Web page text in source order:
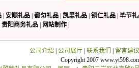
安顺礼品 都匀礼品 凯里礼品 铜仁礼品 毕节
贵阳商务礼品 网站制作
公司介绍 公司展厅| 联系我们
留言建议
Copyright 2007